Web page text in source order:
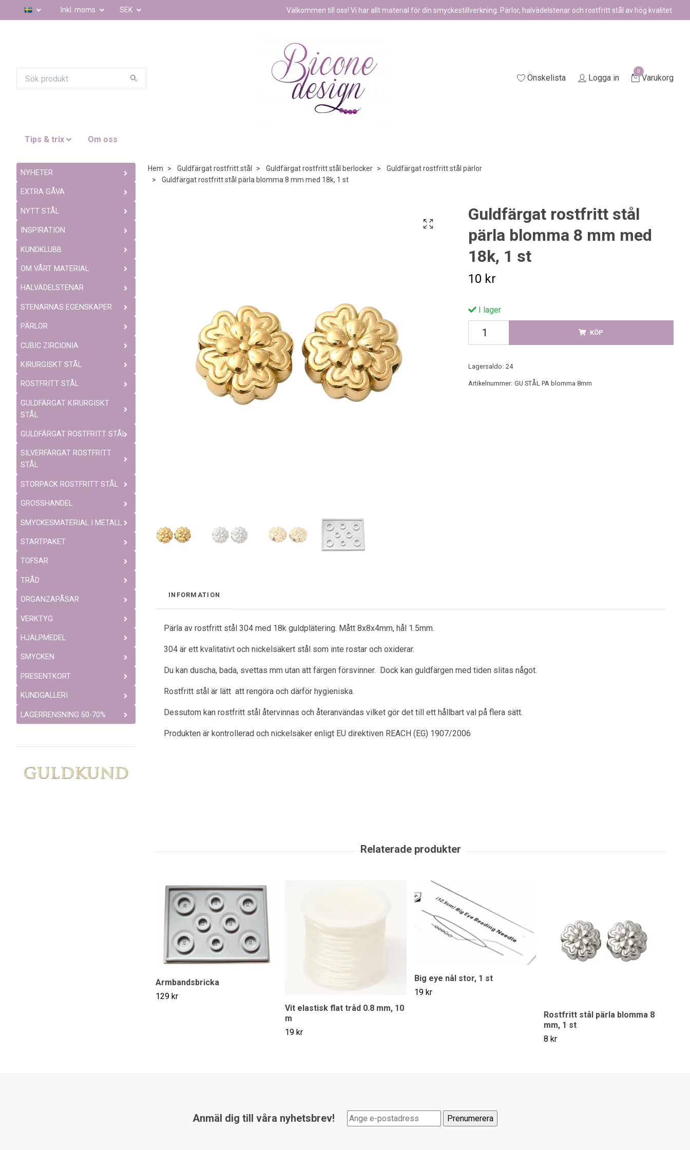
Inkl. moms SEK Välkommen till oss! Vi har allt material för din smyckestillverkning. Pärlor, halvädelstenar och rostfritt stål av hög kvalitet.
Önskelista Logga in
0
Varukorg
Tips & trix Om oss
NYHETER
EXTRA GÅVA
NYTT STÅL
INSPIRATION
KUNDKLUBB
OM VÅRT MATERIAL
HALVÄDELSTENAR
STENARNAS EGENSKAPER
PÄRLOR
CUBIC ZIRCIONIA
KIRURGISKT STÅL
ROSTFRITT STÅL
GULDFÄRGAT KIRURGISKT
STÅL
GULDFÄRGAT ROSTFRITT STÅL
SILVERFÄRGAT ROSTFRITT
STÅL
STORPACK ROSTFRITT STÅL
GROSSHANDEL
SMYCKESMATERIAL I METALL
STARTPAKET
TOFSAR
TRÅD
ORGANZAPÅSAR
VERKTYG
HJÄLPMEDEL
SMYCKEN
PRESENTKORT
KUNDGALLERI
LAGERRENSNING 50-70%
Hem Guldfärgat rostfritt stål Guldfärgat rostfritt stål berlocker
Guldfärgat rostfritt stål pärlor
Guldfärgat rostfritt stål pärla blomma 8 mm med 18k, 1 st
Guldfärgat rostfritt stål
pärla blomma 8 mm med
18k, 1 st
10 kr
I lager
KÖP
Lagersaldo: 24
Artikelnummer: GU STÅL PA blomma 8mm
INFORMATION
Pärla av rostfritt stål 304 med 18k guldplätering. Mått 8x8x4mm, hål 1.5mm.
304 är ett kvalitativt och nickelsäkert stål som inte rostar och oxiderar.
Du kan duscha, bada, svettas mm utan att färgen försvinner. Dock kan guldfärgen med tiden slitas något.
Rostfritt stål är lätt att rengöra och därför hygieniska.
Dessutom kan rostfritt stål återvinnas och återanvändas vilket gör det till ett hållbart val på flera sätt.
Produkten är kontrollerad och nickelsäker enligt EU direktiven REACH (EG) 1907/2006
Armbandsbricka
129 kr
Vit elastisk flat tråd 0.8 mm, 10
m
19 kr
Big eye nål stor, 1 st
19 kr
Rostfritt stål pärla blomma 8
mm, 1 st
8 kr
Anmäl dig till våra nyhetsbrev!